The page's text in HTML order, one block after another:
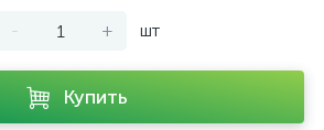
- + шт
Купить